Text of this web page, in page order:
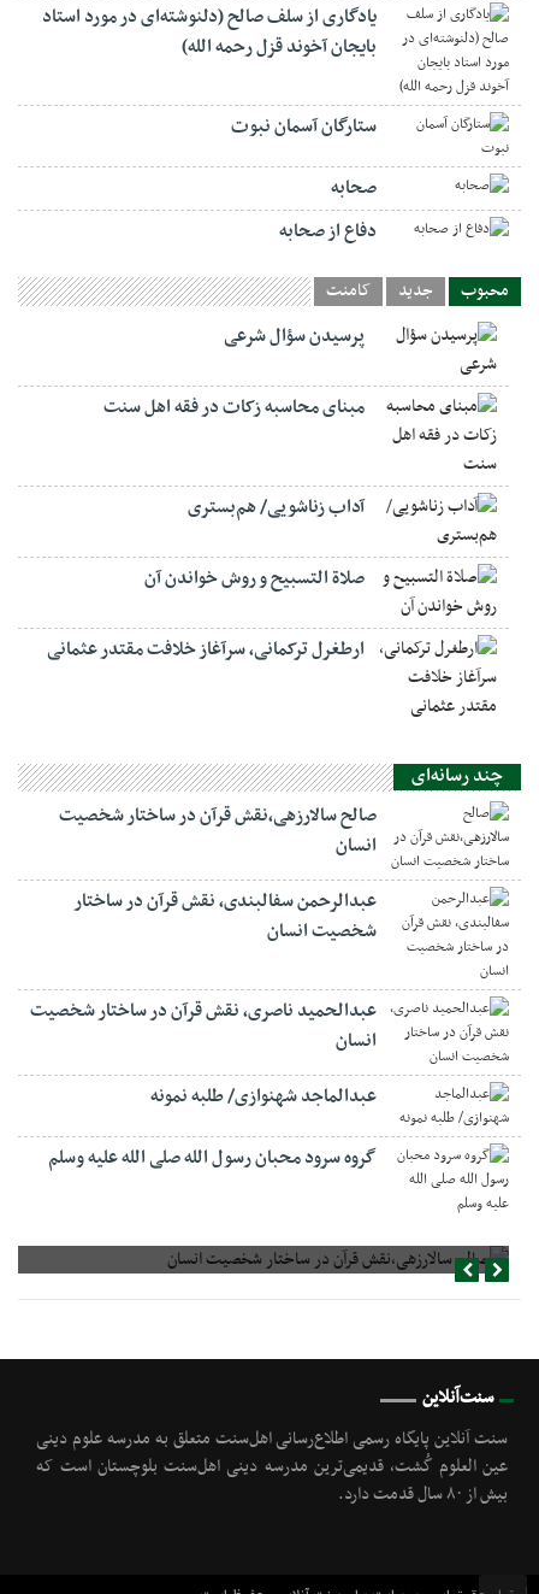
یادگاری از سلف صالح (دلنوشته‌ای در مورد استاد
بایجان آخوند قزل رحمه الله)
ستارگان آسمان نبوت
صحابه
دفاع از صحابه
محبوب جدید کامنت
پرسیدن سؤال شرعی
مبنای محاسبه زکات در فقه اهل سنت
آداب زناشویی/ هم‌بستری
صلاة التسبيح و روش خواندن آن
ارطغرل ترکمانی، سرآغاز خلافت مقتدر عثمانی
چند رسانه‌ای
صالح سالارزهی،‌نقش قرآن در ساختار شخصیت
انسان
عبدالرحمن سفالبندی، نقش قرآن در ساختار
شخصیت انسان
عبدالحمید ناصری، نقش قرآن در ساختار شخصیت
انسان
عبدالماجد شهنوازی/ طلبه نمونه
گروه سرود محبان رسول الله صلی الله علیه وسلم
صالح سالارزهی،‌نقش قرآن در ساختار شخصیت انسان
سنت‌آنلاین
سنت آنلاین پایگاه رسمی اطلاع‌رسانی اهل‌سنت متعلق به مدرسه علوم دینی
عین العلوم گُشت, قدیمی‌ترین مدرسه دینی اهل‌سنت بلوچستان است که
بیش از ۸۰ سال قدمت دارد.